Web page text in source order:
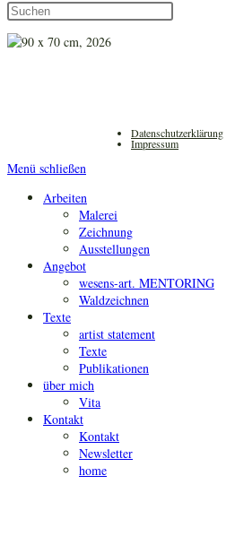
Diese
Website
durchsuchen
Press
Datenschutzerklärung
Impressum
Menü schließen
Arbeiten
Malerei
Zeichnung
Ausstellungen
Angebot
wesens-art. MENTORING
Waldzeichnen
Texte
artist statement
Texte
Publikationen
über mich
Vita
Kontakt
Kontakt
Newsletter
home